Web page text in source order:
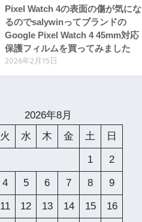
Pixel Watch 4の表面の傷が気にな
るのでsalywinってブランドの
Google Pixel Watch 4 45mm対応
保護フィルムを買ってみました
2026年2月15日
2026年8月
火 水 木 金 土 日
1 2
4 5 6 7 8 9
11 12 13 14 15 16